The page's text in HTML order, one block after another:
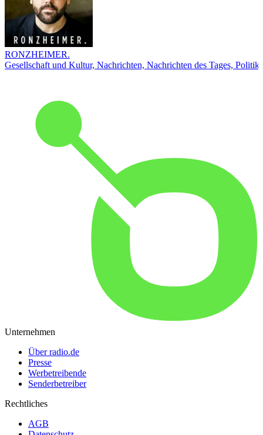
RONZHEIMER.
Gesellschaft und Kultur, Nachrichten, Nachrichten des Tages, Politik
Unternehmen
Über radio.de
Presse
Werbetreibende
Senderbetreiber
Rechtliches
AGB